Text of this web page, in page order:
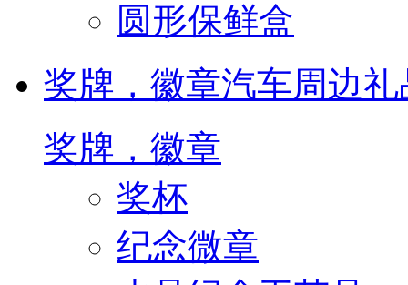
圆形保鲜盒
奖牌，徽章汽车周边礼
奖牌，徽章
奖杯
纪念微章